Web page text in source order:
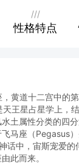
///
性格特点
黄道十二宫中
王星占星学上，
土属性分类的四
马座（Pegasus
话中，宙斯宠爱
此而来。